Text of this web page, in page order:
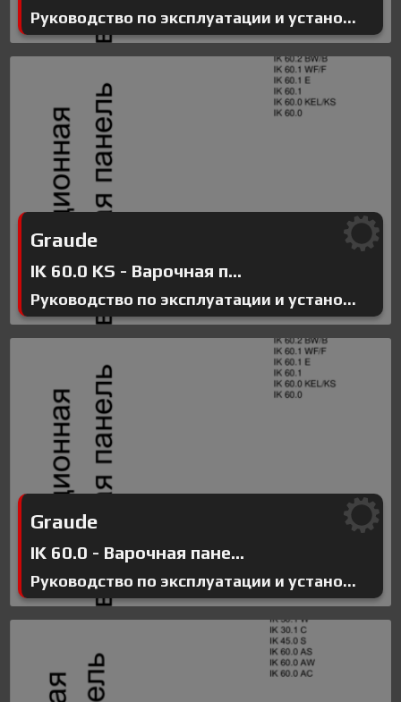
Руководство по эксплуатации и устано...
Graude
IK 60.0 KS - Варочная п...
Руководство по эксплуатации и устано...
Graude
IK 60.0 - Варочная пане...
Руководство по эксплуатации и устано...